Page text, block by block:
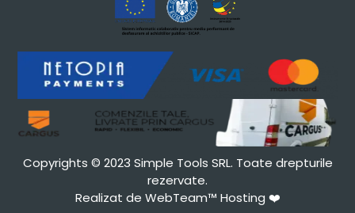
Copyrights © 2023 Simple Tools SRL. Toate drepturile
rezervate.
Realizat de WebTeam™ Hosting ❤️